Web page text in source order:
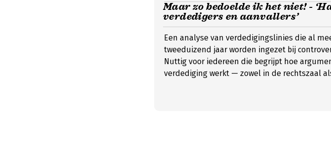
Maar zo bedoelde ik het niet! -
verdedigers en aanvallers’
Een analyse van verdedigingslinies die al
tweeduizend jaar worden ingezet bij
Nuttig voor iedereen die begrijpt hoe
verdediging werkt — zowel in de rechtszaal